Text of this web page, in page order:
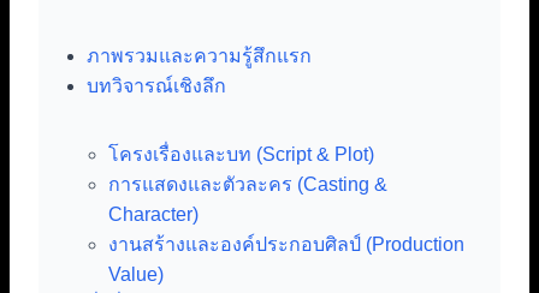
ภาพรวมและความรู้สึกแรก
บทวิจารณ์เชิงลึก
โครงเรื่องและบท (Script & Plot)
การแสดงและตัวละคร (Casting &
Character)
งานสร้างและองค์ประกอบศิลป์ (Production
Value)